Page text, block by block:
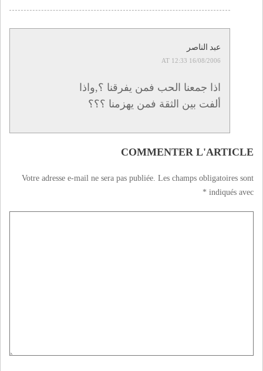
عبد الناصر
16/08/2006 AT 12:33
اذا جمعنا الحب فمن يفرقنا ؟,واذا
ألفت بين الثقة فمن يهزمنا ؟؟؟
COMMENTER L'ARTICLE
Votre adresse e-mail ne sera pas publiée. Les champs obligatoires sont
indiqués avec
*